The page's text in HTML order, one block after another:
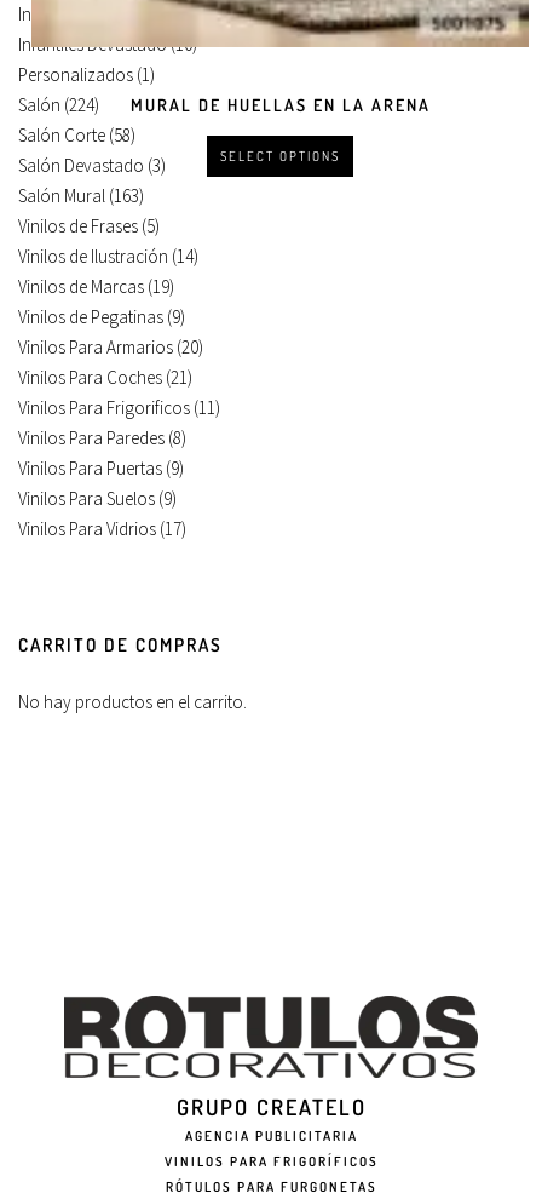
MURAL DE HUELLAS EN LA ARENA
SELECT OPTIONS
Infantiles Corte
Infantiles Devastado(10)
Personalizados (1)
Salón (224)
Salón Corte (58)
Salón Devastado (3)
Salón Mural (163)
Vinilos de Frases (5)
Vinilos de Ilustración (14)
Vinilos de Marcas (19)
Vinilos de Pegatinas (9)
Vinilos Para Armarios (20)
Vinilos Para Coches (21)
Vinilos Para Frigorificos (11)
Vinilos Para Paredes (8)
Vinilos Para Puertas (9)
Vinilos Para Suelos (9)
Vinilos Para Vidrios (17)
CARRITO DE COMPRAS
No hay productos en el carrito.
GRUPO CREATELO
AGENCIA PUBLICITARIA
VINILOS PARA FRIGORÍFICOS
RÓTULOS PARA FURGONETAS